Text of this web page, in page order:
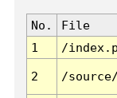
No. File
1
/
2 /